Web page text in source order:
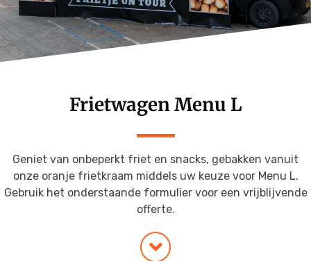
Menu Budget Plus
Menu VIP
Grill Wagen
Snackfiets
Frietkar op locatie
Frietwagen Menu L
Geniet van onbeperkt friet en snacks, gebakken vanuit
onze oranje frietkraam middels uw keuze voor Menu L.
Gebruik het onderstaande formulier voor een vrijblijvende
offerte.